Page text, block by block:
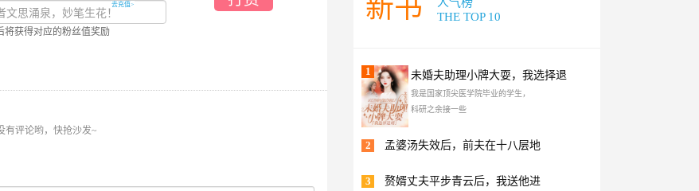
去充值>
将获得对应的粉丝值奖励
有评论哟，快抢沙发~
新书
THE TOP 10
1 未婚夫助理小牌大耍，我选择退
我是国家顶尖医学院毕业的学生，
科研之余接一些
2 孟婆汤失效后，前夫在十八层地
3 赘婿丈夫平步青云后，我送他进